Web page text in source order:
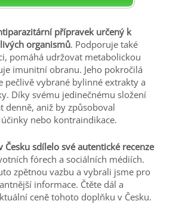
přípravek určený k
organismů. Podporuje také
pomáhá udržovat metabolickou
imunitní obranu. Jeho pokročilá
vybrané bylinné extrakty a
Díky svému jedinečnému složení
denně, aniž by způsoboval
nebo kontraindikace.
Česku sdílelo své autentické recenze
fórech a sociálních médiích.
zpětnou vazbu a vybrali jsme pro
informace. Čtěte dál a
ceně tohoto doplňku v Česku.